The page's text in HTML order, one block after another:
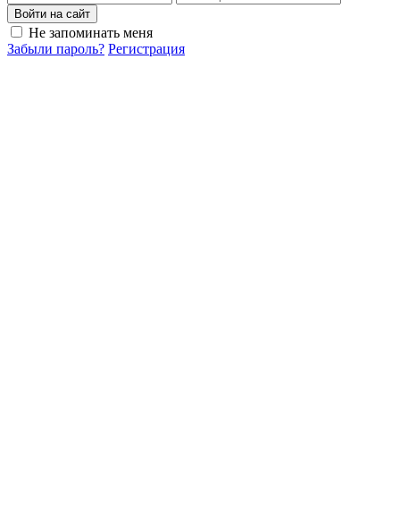
Войти на сайт
Не запоминать меня
Забыли пароль? Регистрация